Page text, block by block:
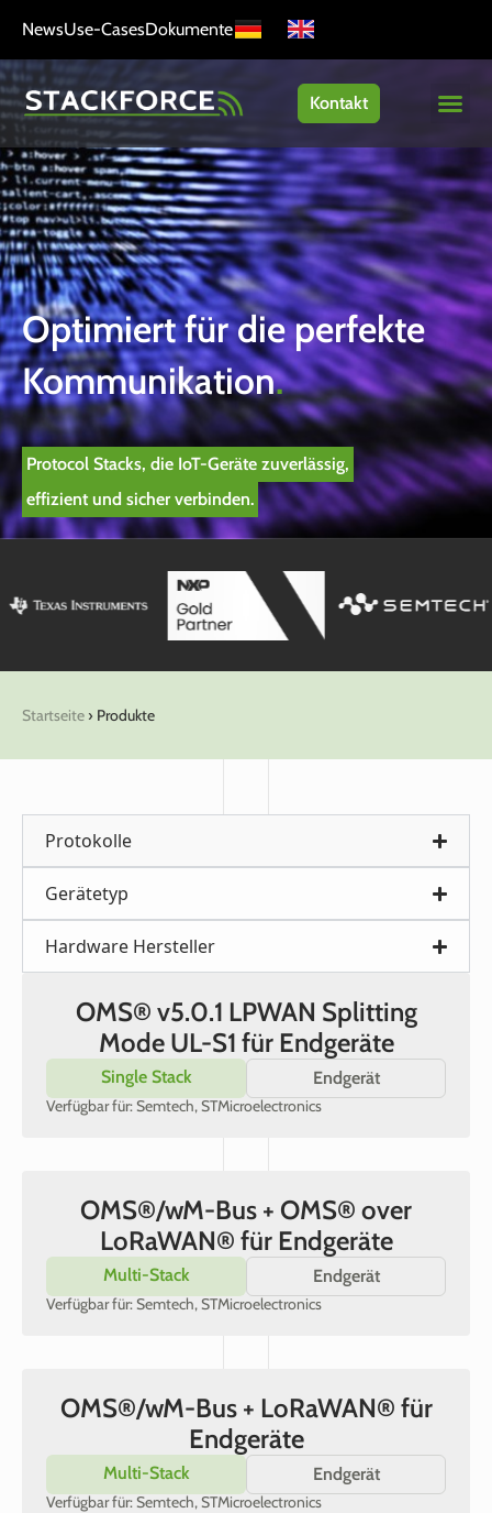
NewsUse-CasesDokumente
Kontakt
Optimiert für die perfekte
Kommunikation.
Protocol Stacks, die IoT-Geräte zuverlässig,
effizient und sicher verbinden.
Startseite › Produkte
Protokolle
Gerätetyp
Hardware Hersteller
OMS® v5.0.1 LPWAN Splitting
Mode UL-S1 für Endgeräte
Single Stack Endgerät
Verfügbar für: Semtech, STMicroelectronics
OMS®/wM-Bus + OMS® over
LoRaWAN® für Endgeräte
Multi-Stack Endgerät
Verfügbar für: Semtech, STMicroelectronics
OMS®/wM-Bus + LoRaWAN® für
Endgeräte
Multi-Stack Endgerät
Verfügbar für: Semtech, STMicroelectronics